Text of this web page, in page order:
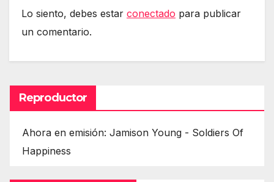
Lo siento, debes estar conectado para publicar
un comentario.
Reproductor
Ahora en emisión: Jamison Young - Soldiers Of
Happiness